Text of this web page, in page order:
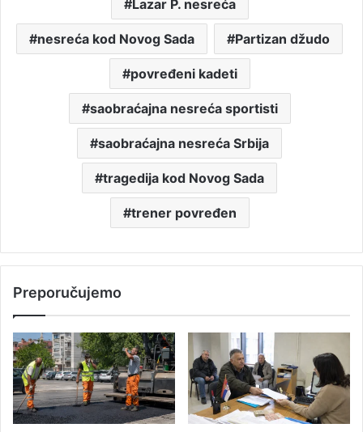
Lazar P. nesreća
nesreća kod Novog Sada Partizan džudo
povređeni kadeti
saobraćajna nesreća sportisti
saobraćajna nesreća Srbija
tragedija kod Novog Sada
trener povređen
Preporučujemo